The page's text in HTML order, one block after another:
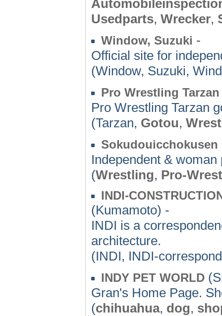
Usedparts, Wrecker,
Window, Suzuki -
Official site for
(Window, Suzuki,
Pro Wrestling
Pro Wrestling Tarzan
(Tarzan, Gotou,
Sokudouicchokusen
Independent &
(Wrestling, Pro-
INDI-
(Kumamoto) -
INDI is a
architecture.
(INDI, INDI-
INDY PET WORLD
Gran's Home Page.
(chihuahua, dog,